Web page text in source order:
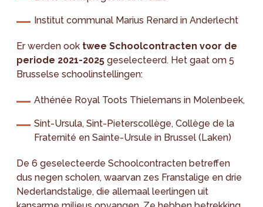
Institut communal Marius Renard in Anderlecht
Er werden ook twee Schoolcontracten voor de
periode 2021-2025 geselecteerd. Het gaat om 5
Brusselse schoolinstellingen:
Athénée Royal Toots Thielemans in Molenbeek,
Sint-Ursula, Sint-Pieterscollège, Collège de la
Fraternité en Sainte-Ursule in Brussel (Laken)
De 6 geselecteerde Schoolcontracten betreffen
dus negen scholen, waarvan zes Franstalige en drie
Nederlandstalige, die allemaal leerlingen uit